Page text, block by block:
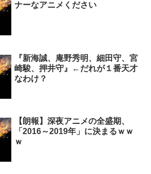
ナーなアニメください
『新海誠、庵野秀明、細田守、宮
崎駿、押井守』←だれが１番天才
なわけ？
【朗報】深夜アニメの全盛期、
「2016～2019年」に決まるｗｗ
ｗ